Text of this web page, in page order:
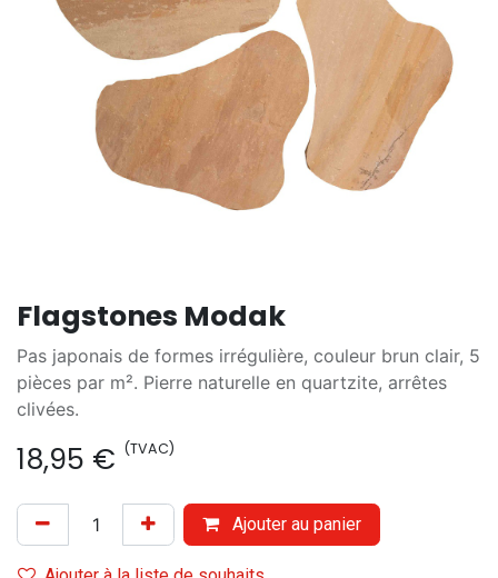
Flagstones Modak
Pas japonais de formes irrégulière, couleur brun clair, 5
pièces par m². Pierre naturelle en quartzite, arrêtes
clivées.
18,95 € (TVAC)
Ajouter au panier